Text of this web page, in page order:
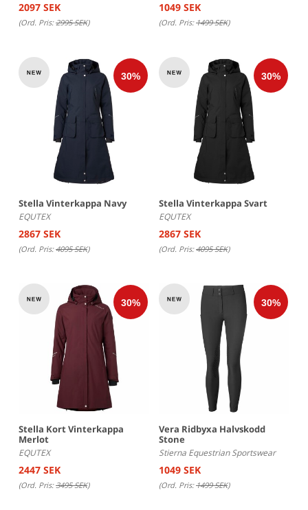
2097 SEK
(Ord. Pris:2995 SEK)
1049 SEK
(Ord. Pris:1499 SEK)
Stella Vinterkappa Navy
EQUTEX
2867 SEK
(Ord. Pris:4095 SEK)
Stella Vinterkappa Svart
EQUTEX
2867 SEK
(Ord. Pris:4095 SEK)
Stella Kort Vinterkappa
Merlot
EQUTEX
2447 SEK
(Ord. Pris:3495 SEK)
Vera Ridbyxa Halvskodd
Stone
Stierna Equestrian Sportswear
1049 SEK
(Ord. Pris:1499 SEK)